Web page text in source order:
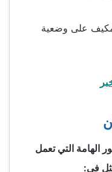
على وضعية
الهامة التي تعمل
في: